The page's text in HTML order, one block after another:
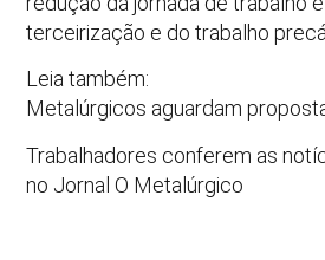
terceirização e do trabalho
Leia também:
Metalúrgicos aguardam
Trabalhadores conferem as
no Jornal O Metalúrgico